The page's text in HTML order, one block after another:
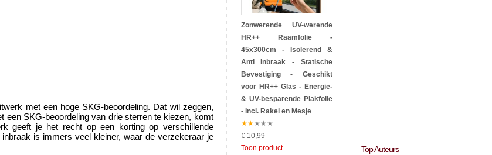
met een hoge SKG-beoordeling. Dat wil zeggen,
een SKG-beoordeling van drie sterren te kiezen, komt
geeft je het recht op een korting op verschillende
is immers veel kleiner, waar de verzekeraar je
Zonwerende UV-werende
HR++ Raamfolie -
45x300cm - Isolerend &
Anti Inbraak - Statische
Bevestiging - Geschikt
voor HR++ Glas - Energie-
& UV-besparende Plakfolie
- Incl. Rakel en Mesje
★★★★★
€ 10,99
Toon product
Top Auteurs